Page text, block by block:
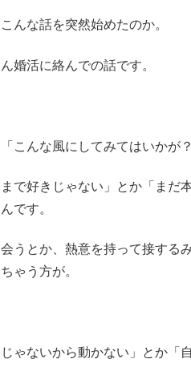
んな話を突然始めたのか。
婚活に絡んでの話です。
こんな風にしてみてはいかが
まで好きじゃない」とか「ま
です。
会うとか、熱意を持って接する
ゃう方が。
じゃないから動かない」とか